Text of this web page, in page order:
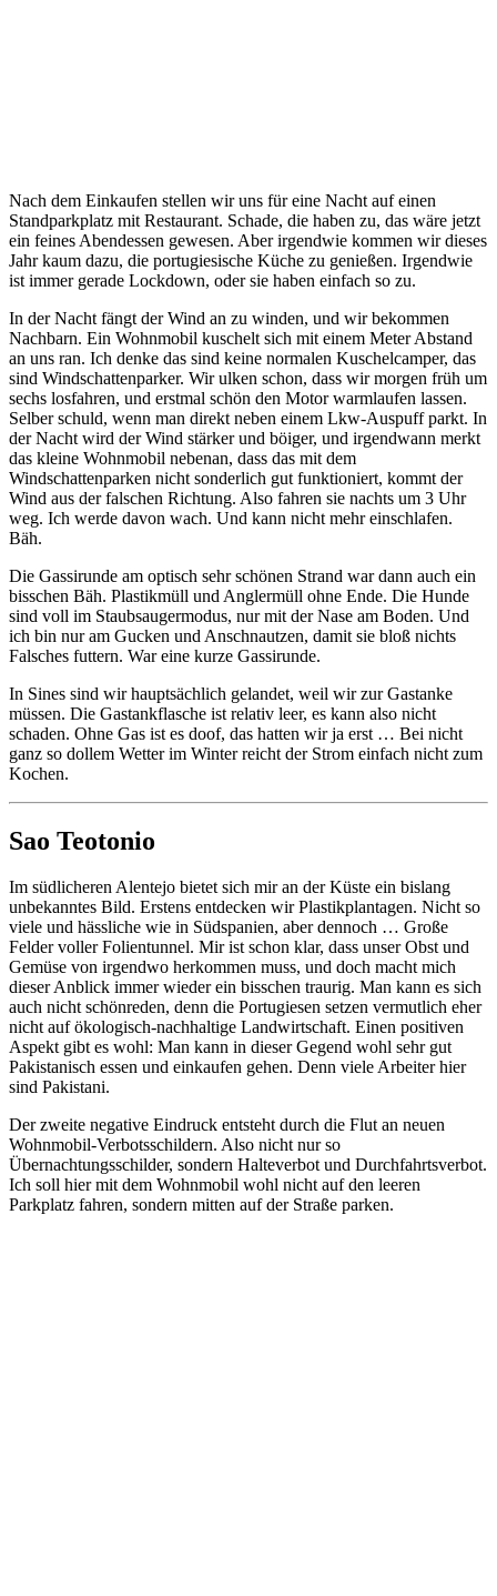
Nach dem Einkaufen stellen wir uns für eine Nacht auf einen
Standparkplatz mit Restaurant. Schade, die haben zu, das wäre jetzt
ein feines Abendessen gewesen. Aber irgendwie kommen wir dieses
Jahr kaum dazu, die portugiesische Küche zu genießen. Irgendwie
ist immer gerade Lockdown, oder sie haben einfach so zu.
In der Nacht fängt der Wind an zu winden, und wir bekommen
Nachbarn. Ein Wohnmobil kuschelt sich mit einem Meter Abstand
an uns ran. Ich denke das sind keine normalen Kuschelcamper, das
sind Windschattenparker. Wir ulken schon, dass wir morgen früh um
sechs losfahren, und erstmal schön den Motor warmlaufen lassen.
Selber schuld, wenn man direkt neben einem Lkw-Auspuff parkt. In
der Nacht wird der Wind stärker und böiger, und irgendwann merkt
das kleine Wohnmobil nebenan, dass das mit dem
Windschattenparken nicht sonderlich gut funktioniert, kommt der
Wind aus der falschen Richtung. Also fahren sie nachts um 3 Uhr
weg. Ich werde davon wach. Und kann nicht mehr einschlafen.
Bäh.
Die Gassirunde am optisch sehr schönen Strand war dann auch ein
bisschen Bäh. Plastikmüll und Anglermüll ohne Ende. Die Hunde
sind voll im Staubsaugermodus, nur mit der Nase am Boden. Und
ich bin nur am Gucken und Anschnautzen, damit sie bloß nichts
Falsches futtern. War eine kurze Gassirunde.
In Sines sind wir hauptsächlich gelandet, weil wir zur Gastanke
müssen. Die Gastankflasche ist relativ leer, es kann also nicht
schaden. Ohne Gas ist es doof, das hatten wir ja erst … Bei nicht
ganz so dollem Wetter im Winter reicht der Strom einfach nicht zum
Kochen.
Sao Teotonio
Im südlicheren Alentejo bietet sich mir an der Küste ein bislang
unbekanntes Bild. Erstens entdecken wir Plastikplantagen. Nicht so
viele und hässliche wie in Südspanien, aber dennoch … Große
Felder voller Folientunnel. Mir ist schon klar, dass unser Obst und
Gemüse von irgendwo herkommen muss, und doch macht mich
dieser Anblick immer wieder ein bisschen traurig. Man kann es sich
auch nicht schönreden, denn die Portugiesen setzen vermutlich eher
nicht auf ökologisch-nachhaltige Landwirtschaft. Einen positiven
Aspekt gibt es wohl: Man kann in dieser Gegend wohl sehr gut
Pakistanisch essen und einkaufen gehen. Denn viele Arbeiter hier
sind Pakistani.
Der zweite negative Eindruck entsteht durch die Flut an neuen
Wohnmobil-Verbotsschildern. Also nicht nur so
Übernachtungsschilder, sondern Halteverbot und Durchfahrtsverbot.
Ich soll hier mit dem Wohnmobil wohl nicht auf den leeren
Parkplatz fahren, sondern mitten auf der Straße parken.